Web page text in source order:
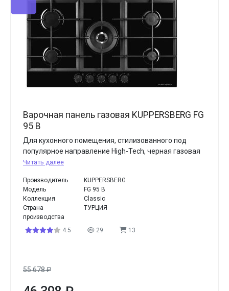
Варочная панель газовая KUPPERSBERG FG
95 B
Для кухонного помещения, стилизованного под
популярное направление High-Tech, черная газовая
Читать далее
Производитель
KUPPERSBERG
Модель
FG 95 B
Коллекция
Classic
Страна
производства
ТУРЦИЯ
4.5 29 13
55 678₽